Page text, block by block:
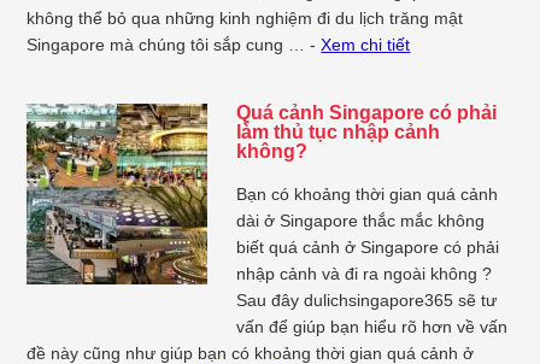
không thể bỏ qua những kinh nghiệm đi du lịch trăng mật
Singapore mà chúng tôi sắp cung … -Xem chi tiết
Quá cảnh Singapore có phải
làm thủ tục nhập cảnh
không?
Bạn có khoảng thời gian quá cảnh
dài ở Singapore thắc mắc không
biết quá cảnh ở Singapore có phải
nhập cảnh và đi ra ngoài không ?
Sau đây dulichsingapore365 sẽ tư
vấn để giúp bạn hiểu rõ hơn về vấn
đề này cũng như giúp bạn có khoảng thời gian quá cảnh ở